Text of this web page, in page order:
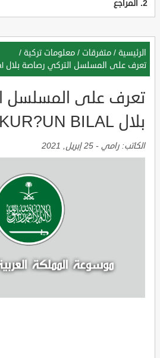
المراجع
الرئيسية / متفرقات / معلومات تركية /
تعرف على المسلسل التركي رصاصة بلال Kur?un Bilal
تعرف على المسلسل
بلال KUR?UN BILAL
الكاتب: رامي - 25 إبريل, 2021